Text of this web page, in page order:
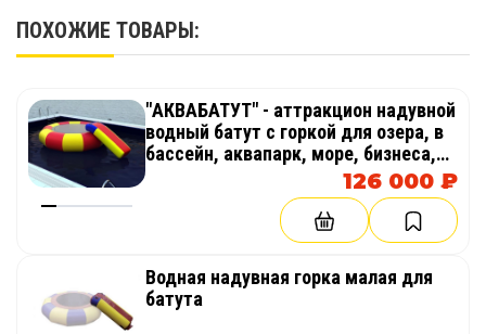
ПОХОЖИЕ ТОВАРЫ:
"АКВАБАТУТ" - аттракцион надувной
водный батут с горкой для озера, в
бассейн, аквапарк, море, бизнеса,
126 000 ₽
Водная надувная горка малая для
батута